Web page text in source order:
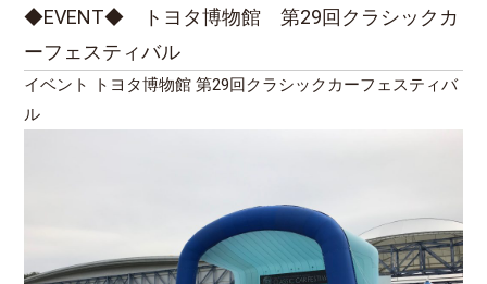
◆EVENT◆ トヨタ博物館 第29回クラシックカ
ーフェスティバル
イベント トヨタ博物館 第29回クラシックカーフェスティバ
ル